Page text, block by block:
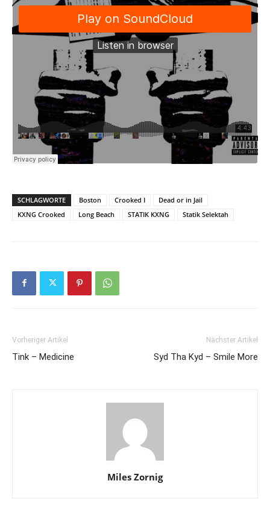
SCHLAGWORTE Boston Crooked I
Dead or in Jail
KXNG Crooked
Long Beach STATIK KXNG Statik Selektah
Vorheriger Artikel
Tink – Medicine
Nächster Artikel
Syd Tha Kyd – Smile More
Miles Zornig